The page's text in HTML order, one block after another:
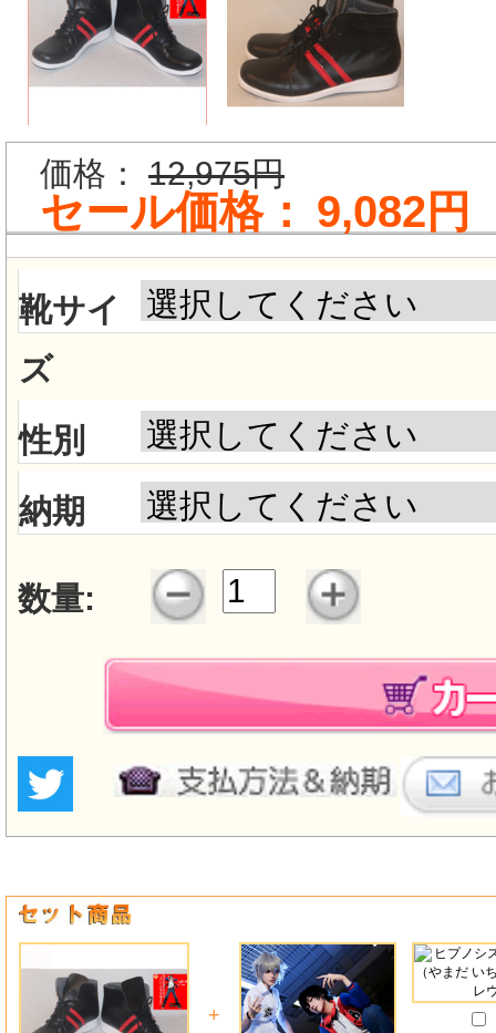
価格： 12,975円
セール価格： 9,082円
靴サイ
ズ
性別
納期
数量:
+